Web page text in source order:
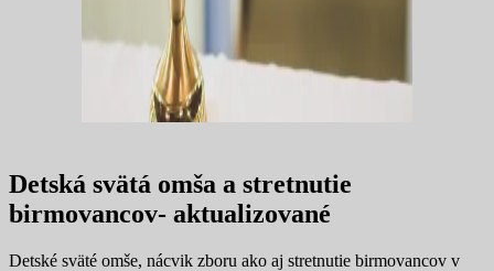
Detská svätá omša a stretnutie
birmovancov- aktualizované
Detské sväté omše, nácvik zboru ako aj stretnutie birmovancov v